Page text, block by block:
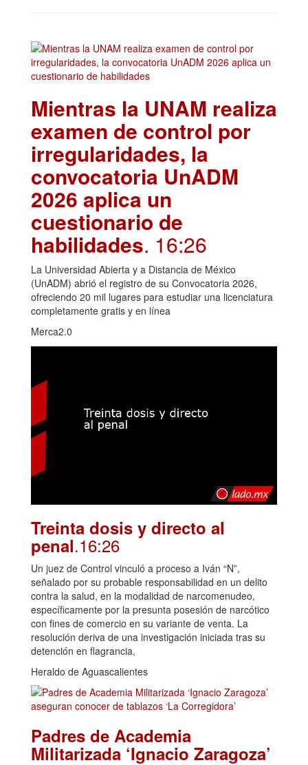
Mientras la UNAM realiza
examen de control por
irregularidades, la
convocatoria UnADM
2026 aplica un
cuestionario de
habilidades. 16:26
La Universidad Abierta y a Distancia de México
(UnADM) abrió el registro de su Convocatoria 2026,
ofreciendo 20 mil lugares para estudiar una licenciatura
completamente gratis y en línea
Merca2.0
Treinta dosis y directo al
penal.16:26
Un juez de Control vinculó a proceso a Iván “N”,
señalado por su probable responsabilidad en un delito
contra la salud, en la modalidad de narcomenudeo,
específicamente por la presunta posesión de narcótico
con fines de comercio en su variante de venta. La
resolución deriva de una investigación iniciada tras su
detención en flagrancia,
Heraldo de Aguascalientes
Padres de Academia
Militarizada ‘Ignacio Zaragoza’